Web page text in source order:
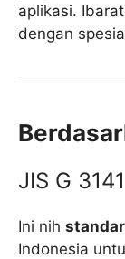
aplikasi.
dengan
JIS G
Ini nih
Indonesia